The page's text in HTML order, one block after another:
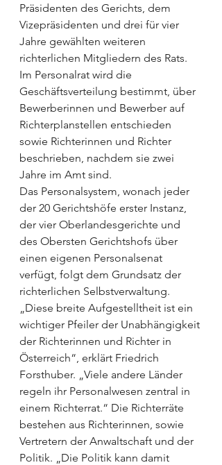
Präsidenten des Gerichts, dem
Vizepräsidenten und drei für vier
Jahre gewählten weiteren
richterlichen Mitgliedern des Rats.
Im Personalrat wird die
Geschäftsverteilung bestimmt, über
Bewerberinnen und Bewerber auf
Richterplanstellen entschieden
sowie Richterinnen und Richter
beschrieben, nachdem sie zwei
Jahre im Amt sind.
Das Personalsystem, wonach jeder
der 20 Gerichtshöfe erster Instanz,
der vier Oberlandesgerichte und
des Obersten Gerichtshofs über
einen eigenen Personalsenat
verfügt, folgt dem Grundsatz der
richterlichen Selbstverwaltung.
„Diese breite Aufgestelltheit ist ein
wichtiger Pfeiler der Unabhängigkeit
der Richterinnen und Richter in
Österreich“, erklärt Friedrich
Forsthuber. „Viele andere Länder
regeln ihr Personalwesen zentral in
einem Richterrat.“ Die Richterräte
bestehen aus Richterinnen, sowie
Vertretern der Anwaltschaft und der
Politik. „Die Politik kann damit